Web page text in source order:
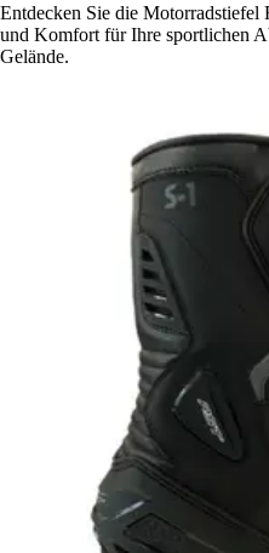
Entdecken Sie die
und Komfort für Ihre sportlichen
Gelände.